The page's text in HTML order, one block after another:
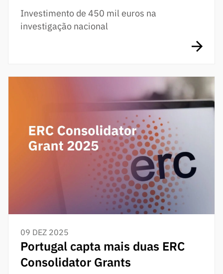
Investimento de 450 mil euros na
investigação nacional
09 DEZ 2025
Portugal capta mais duas ERC
Consolidator Grants